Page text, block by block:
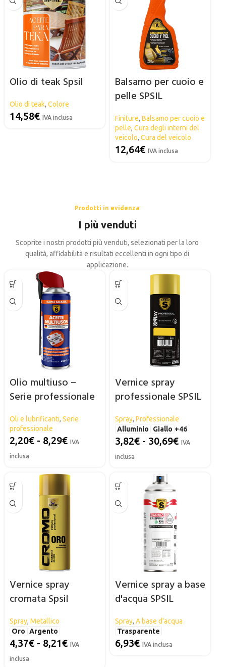
Olio di teak Spsil
Olio di teak, Colore
14,58€ IVA inclusa
Balsamo per cuoio e
pelle SPSIL
Finiture, Balsamo per cuoio e
pelle, Cura degli interni del
veicolo, Cura del veicolo
12,64€ IVA inclusa
Prodotti in evidenza
I più venduti
Scoprite i nostri prodotti più venduti, selezionati per la loro
qualità, affidabilità e risultati eccellenti in ogni tipo di
applicazione.
Olio multiuso –
Serie professionale
SPSIL
Oli e lubrificanti, Serie
professionale
2,20€ - 8,29€ IVA
inclusa
Vernice spray
professionale SPSIL
Spray, Professionale
Alluminio
Giallo +46
3,82€ - 30,69€ IVA
inclusa
Vernice spray
cromata Spsil
Spray, Metallico
Oro Argento
4,37€ - 8,21€ IVA
inclusa
Vernice spray a base
d'acqua SPSIL
Spray, A base d'acqua
Trasparente
6,93€ IVA inclusa